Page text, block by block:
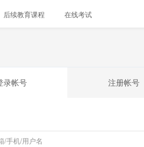
后续教育课程 在线考试
录帐号 注册帐号